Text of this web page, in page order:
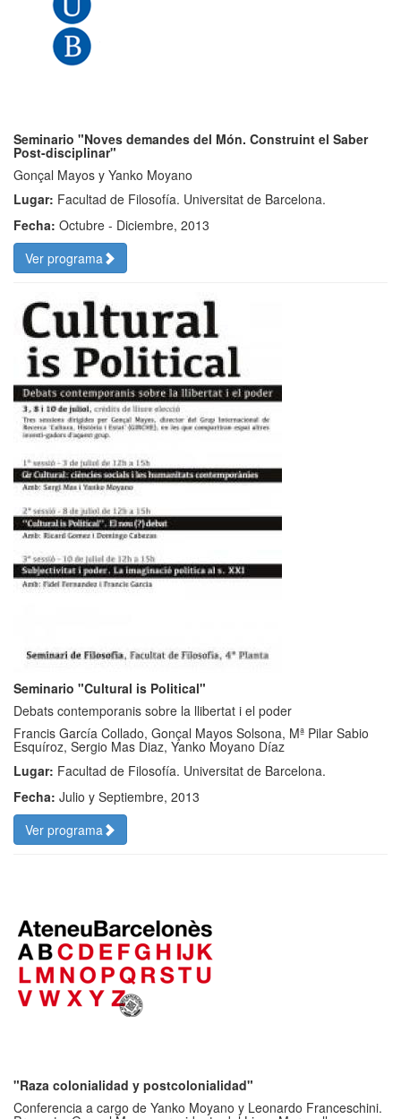
Seminario "Noves demandes del Món. Construint el Saber
Post-disciplinar"
Gonçal Mayos y Yanko Moyano
Lugar: Facultad de Filosofía. Universitat de Barcelona.
Fecha: Octubre - Diciembre, 2013
Ver programa
Seminario "Cultural is Political"
Debats contemporanis sobre la llibertat i el poder
Francis García Collado, Gonçal Mayos Solsona, Mª Pilar Sabio
Esquíroz, Sergio Mas Diaz, Yanko Moyano Díaz
Lugar: Facultad de Filosofía. Universitat de Barcelona.
Fecha: Julio y Septiembre, 2013
Ver programa
"Raza colonialidad y postcolonialidad"
Conferencia a cargo de Yanko Moyano y Leonardo Franceschini.